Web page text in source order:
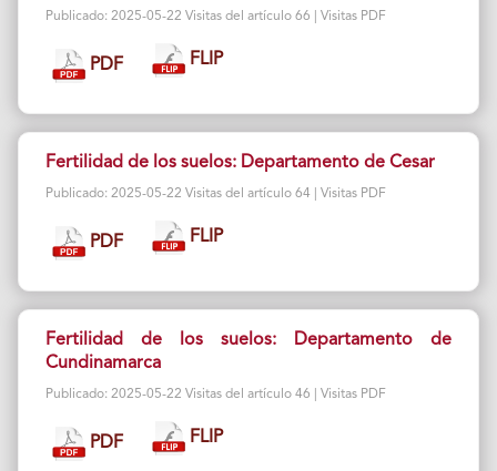
Publicado: 2025-05-22 Visitas del artículo 66 | Visitas PDF
PDF FLIP
Fertilidad de los suelos: Departamento de Cesar
Publicado: 2025-05-22 Visitas del artículo 64 | Visitas PDF
PDF FLIP
Fertilidad de los suelos: Departamento de
Cundinamarca
Publicado: 2025-05-22 Visitas del artículo 46 | Visitas PDF
PDF FLIP